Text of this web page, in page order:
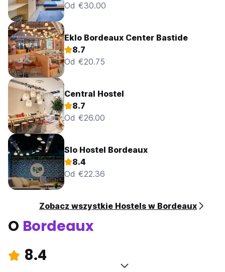
Od €30.00
Eklo Bordeaux Center Bastide
8.7
Od €20.75
Central Hostel
8.7
Od €26.00
Slo Hostel Bordeaux
8.4
Od €22.36
Zobacz wszystkie Hostels w Bordeaux
O Bordeaux
8.4